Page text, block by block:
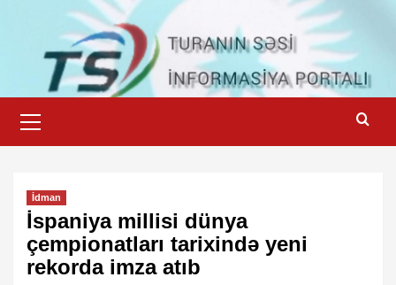
content
Menu
İdman
İspaniya millisi dünya
çempionatları tarixində yeni
rekorda imza atıb